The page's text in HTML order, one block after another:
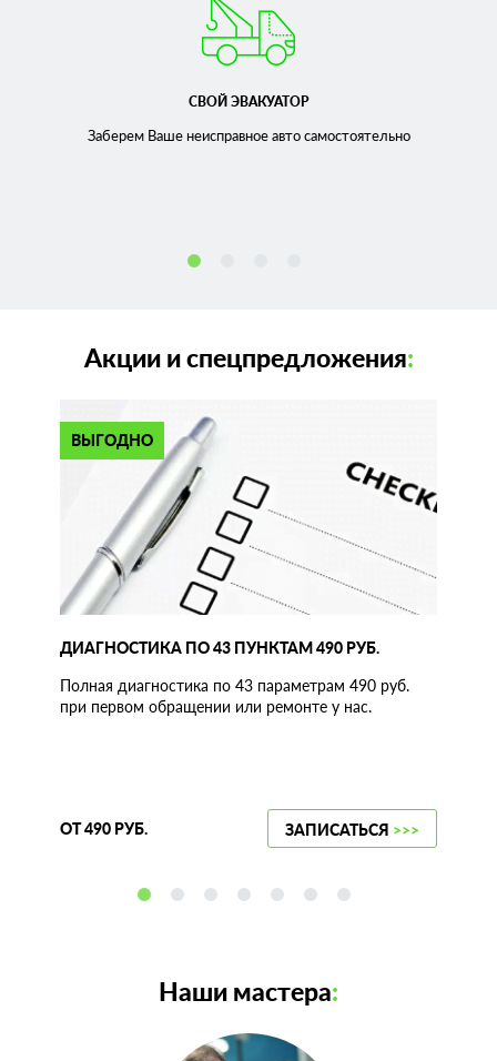
СВОЙ ЭВАКУАТОР
Заберем Ваше неисправноеавто самостоятельно
Акции и спецпредложения:
ВЫГОДНО
ДИАГНОСТИКА ПО 43 ПУНКТАМ 490 РУБ.
Полная диагностика по 43 параметрам 490 руб.
при первом обращении или ремонте у нас.
ОТ 490 РУБ. ЗАПИСАТЬСЯ >>>
Наши мастера: